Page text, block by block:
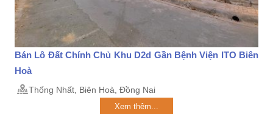
Bán Lô Đất Chính Chủ Khu D2d Gần Bệnh Viện ITO Biên
Hoà
Thống Nhất, Biên Hoà, Đồng Nai
Xem thêm...